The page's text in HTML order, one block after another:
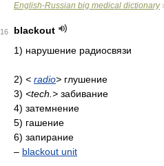
English-Russian big medical dictionary
16
blackout
1) нарушение радиосвязи
2) < radio> глушение
3) <tech.> забивание
4) затемнение
5) гашение
6) запирание
– blackout unit